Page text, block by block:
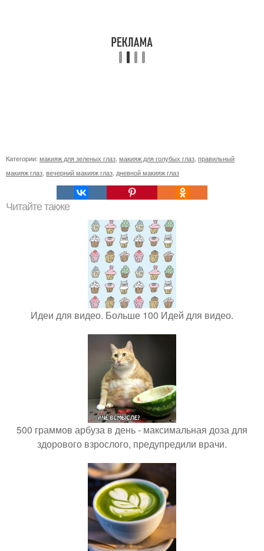
Категории: макияж для зеленых глаз макияж для голубых глаз правильный
макияж глаз вечерний макияж глаз дневной макияж глаз
Читайте также
Идеи для видео. Больше 100 Идей для видео.
500 граммов арбуза в день - максимальная доза для
здорового взрослого, предупредили врачи.